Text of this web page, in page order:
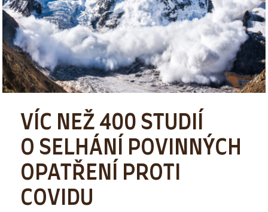
VÍC NEŽ 400 STUDIÍ
O SELHÁNÍ POVINNÝCH
OPATŘENÍ PROTI
COVIDU